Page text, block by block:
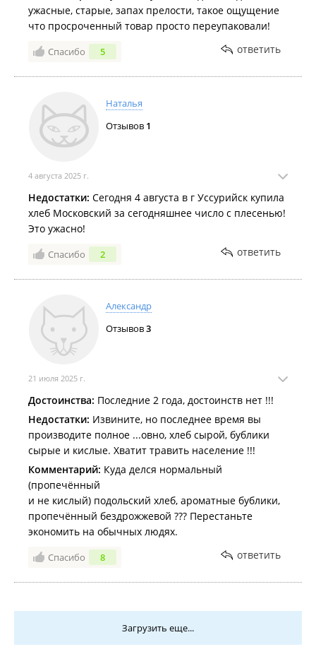
ужасные, старые, запах прелости, такое ощущение
что просроченный товар просто переупаковали!
Спасибо 5 ответить
Наталья
Отзывов 1
4 августа 2025 г.
Недостатки: Сегодня 4 августа в г Уссурийск купила
хлеб Московский за сегодняшнее число с плесенью!
Это ужасно!
Спасибо 2 ответить
Александр
Отзывов3
21 июля 2025 г.
Достоинства: Последние 2 года, достоинств нет !!!
Недостатки: Извините, но последнее время вы
производите полное ...овно, хлеб сырой, бублики
сырые и кислые. Хватит травить население !!!
Комментарий: Куда делся нормальный
(пропечённый
и не кислый) подольский хлеб, ароматные бублики,
пропечённый бездрожжевой ??? Перестаньте
экономить на обычных людях.
Спасибо 8 ответить
Загрузить еще...